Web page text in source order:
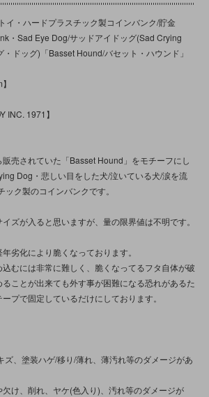
イ・ハードプラスチック製コインバンク/貯金
・Sad Eye Dog/サッドアイドッグ(Sad Crying
ドッグ)「Basset Hound/バセット・ハウンド」
INC. 1971】
売されていた「Basset Hound」をモチーフにし
Dog・悲しい目をした犬/泣いている犬/涙を流
ク製のコインバンクです。
ズが入ると思いますが、量の限界値は不明です。
劣化により脆くなっております。
むには非常に難しく、脆くなってるフタ自体が破
ことが出来ても外す事が困難になる恐れがあるた
プで固定しているだけにしております。
ズ、塗装ハゲ/移り/薄れ、薄汚れ等のダメージがあ
け、削れ、ヤケ(色入り)、汚れ等のダメージが